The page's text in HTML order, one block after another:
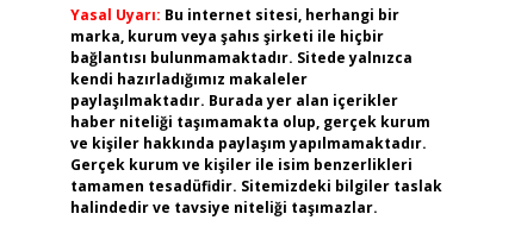
Yasal Uyarı: Bu internet sitesi, herhangi bir
marka, kurum veya şahıs şirketi ile hiçbir
bağlantısı bulunmamaktadır. Sitede yalnızca
kendi hazırladığımız makaleler
paylaşılmaktadır. Burada yer alan içerikler
haber niteliği taşımamakta olup, gerçek kurum
ve kişiler hakkında paylaşım yapılmamaktadır.
Gerçek kurum ve kişiler ile isim benzerlikleri
tamamen tesadüfidir. Sitemizdeki bilgiler taslak
halindedir ve tavsiye niteliği taşımazlar.